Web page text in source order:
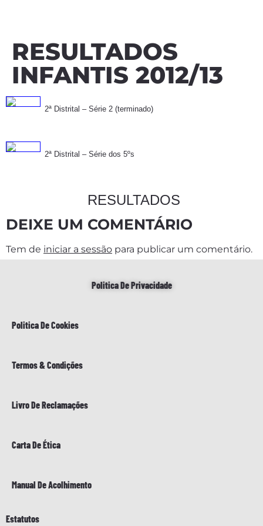
RESULTADOS
INFANTIS 2012/13
2ª Distrital – Série 2 (terminado)
2ª Distrital – Série dos 5ºs
RESULTADOS
DEIXE UM COMENTÁRIO
Tem de iniciar a sessão para publicar um comentário.
Politica De Privacidade
Politica De Cookies
Termos & Condições
Livro De Reclamações
Carta De Ética
Manual De Acolhimento
Estatutos